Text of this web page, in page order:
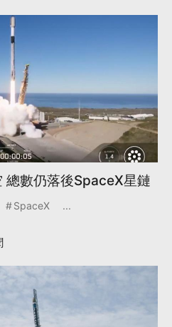
總數仍落後SpaceX星鏈
SpaceX ...